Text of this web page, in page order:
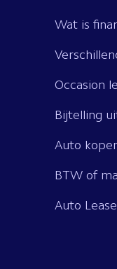
Wat is
Occasion
Bijtelling
Auto
BTW of
Auto